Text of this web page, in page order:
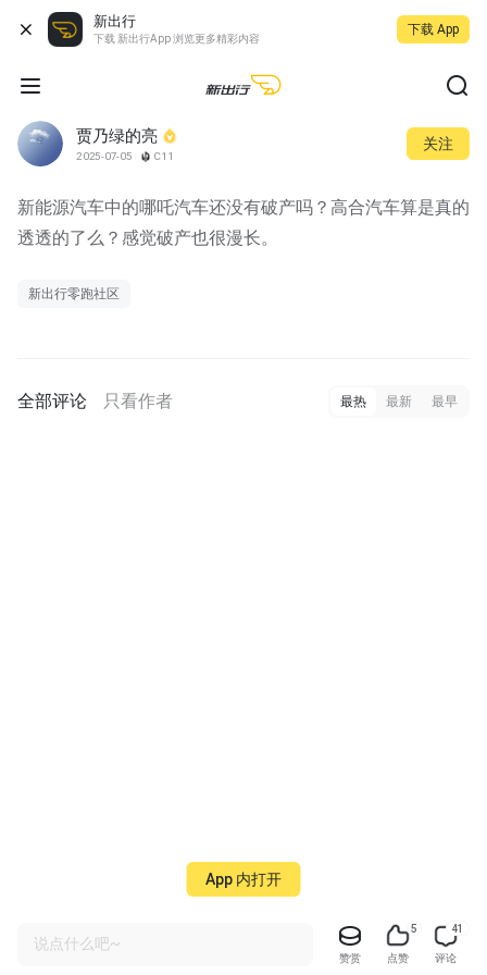
新出行
下载 新出行App 浏览更多精彩内容
下载 App
贾乃绿的亮
2025-07-05 C11
关注
新能源汽车中的哪吒汽车还没有破产吗？高合汽车算是真的
透透的了么？感觉破产也很漫长。
新出行零跑社区
全部评论 只看作者 最热 最新 最早
说点什么吧~
赞赏
5
点赞
41
评论
App 内打开